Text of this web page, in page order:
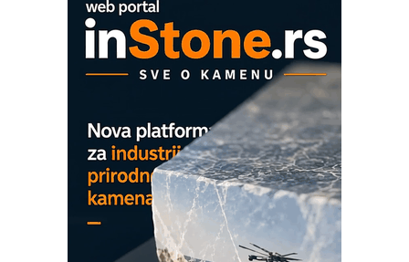
Proizvodnja iC7 Hybrid 1500 VDC
mrežnog pretvarača sa tečnim
hlađenjem
COMBYPACK
EVOKS Maintenance Management